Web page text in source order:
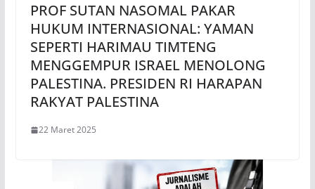
PROF SUTAN NASOMAL PAKAR
HUKUM INTERNASIONAL: YAMAN
SEPERTI HARIMAU TIMTENG
MENGGEMPUR ISRAEL MENOLONG
PALESTINA. PRESIDEN RI HARAPAN
RAKYAT PALESTINA
22 Maret 2025